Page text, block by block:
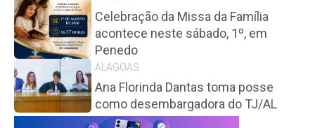
Celebração da Missa da Família
acontece neste sábado, 1º, em
Penedo
ALAGOAS
Ana Florinda Dantas toma posse
como desembargadora do TJ/AL